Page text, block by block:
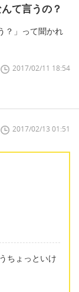
て言うの？
？」って聞かれ
2017/02/11 18:54
2017/02/13 01:51
ちょっといけ